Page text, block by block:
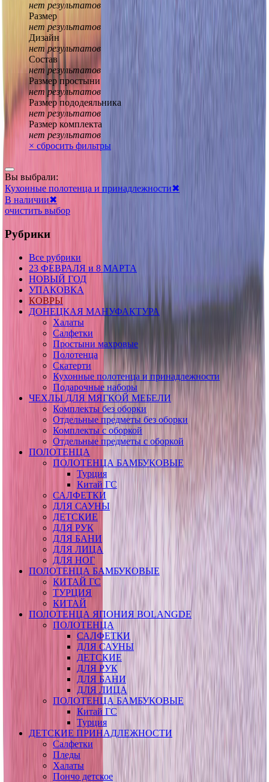
нет результатов
Размер
нет результатов
Дизайн
нет результатов
Состав
нет результатов
Размер простыни
нет результатов
Размер пододеяльника
нет результатов
Размер комплекта
нет результатов
× сбросить фильтры
Вы выбрали:
Кухонные полотенца и принадлежности✖
В наличии✖
очистить выбор
Рубрики
Все рубрики
23 ФЕВРАЛЯ и 8 МАРТА
НОВЫЙ ГОД
УПАКОВКА
КОВРЫ
ДОНЕЦКАЯ МАНУФАКТУРА
Халаты
Салфетки
Простыни махровые
Полотенца
Скатерти
Кухонные полотенца и принадлежности
Подарочные наборы
ЧЕХЛЫ ДЛЯ МЯГКОЙ МЕБЕЛИ
Комплекты без оборки
Отдельные предметы без оборки
Комплекты с оборкой
Отдельные предметы с оборкой
ПОЛОТЕНЦА
ПОЛОТЕНЦА БАМБУКОВЫЕ
Турция
Китай ГС
САЛФЕТКИ
ДЛЯ САУНЫ
ДЕТСКИЕ
ДЛЯ РУК
ДЛЯ БАНИ
ДЛЯ ЛИЦА
ДЛЯ НОГ
ПОЛОТЕНЦА БАМБУКОВЫЕ
КИТАЙ ГС
ТУРЦИЯ
КИТАЙ
ПОЛОТЕНЦА ЯПОНИЯ BOLANGDE
ПОЛОТЕНЦА
САЛФЕТКИ
ДЛЯ САУНЫ
ДЕТСКИЕ
ДЛЯ РУК
ДЛЯ БАНИ
ДЛЯ ЛИЦА
ПОЛОТЕНЦА БАМБУКОВЫЕ
Китай ГС
Турция
ДЕТСКИЕ ПРИНАДЛЕЖНОСТИ
Салфетки
Пледы
Халаты
Пончо детское